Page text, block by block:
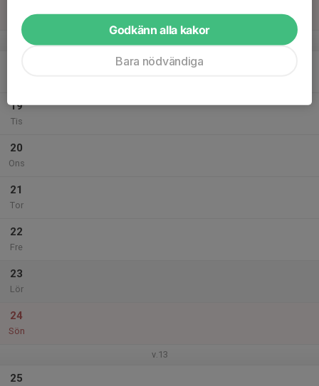
19
Tis
20
Ons
21
Tor
22
Fre
23
Lör
24
Sön
v.13
25
Godkänn alla kakor
Bara nödvändiga